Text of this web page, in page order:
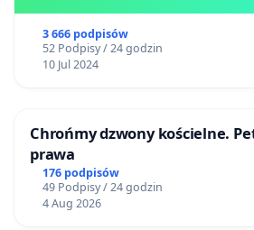
3 666 podpisów
52 Podpisy / 24 godzin
10 Jul 2024
Chrońmy dzwony kościelne.
prawa
176 podpisów
49 Podpisy / 24 godzin
4 Aug 2026